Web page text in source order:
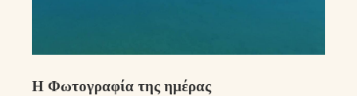
Η Φωτογραφία της ημέρας